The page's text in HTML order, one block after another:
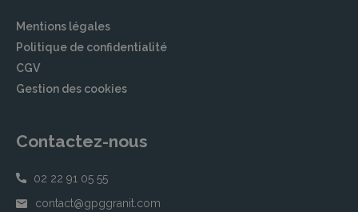
Mentions légales
Politique de confidentialité
CGV
Gestion des cookies
Contactez-nous
02 22 91 05 55
contact@gpggranit.com